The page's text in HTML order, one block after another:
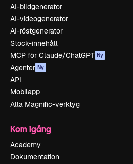
AI-bildgenerator
AI-videogenerator
AI-röstgenerator
Stock-innehåll
MCP för Claude/ChatGPT Ny
Agenter Ny
API
Mobilapp
Alla Magnific-verktyg
Kom igång
Academy
Dokumentation